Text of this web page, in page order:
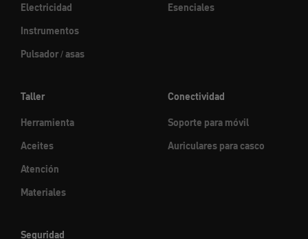
Electricidad
Instrumentos
Pulsador / asas
Esenciales
Taller
Herramienta
Aceites
Atención
Materiales
Conectividad
Soporte para móvil
Auriculares para casco
Seguridad